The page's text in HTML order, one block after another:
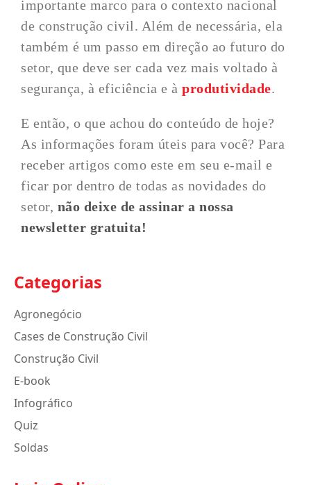
importante marco para o contexto nacional
de construção civil. Além de necessária, ela
também é um passo em direção ao futuro do
setor, que deve ser cada vez mais voltado à
segurança, à eficiência e àprodutividade.
E então, o que achou do conteúdo de hoje?
As informações foram úteis para você? Para
receber artigos como este em seu e-mail e
ficar por dentro de todas as novidades do
setor, não deixe de assinar a nossa
newsletter gratuita!
Categorias
Agronegócio
Cases de Construção Civil
Construção Civil
E-book
Infográfico
Quiz
Soldas